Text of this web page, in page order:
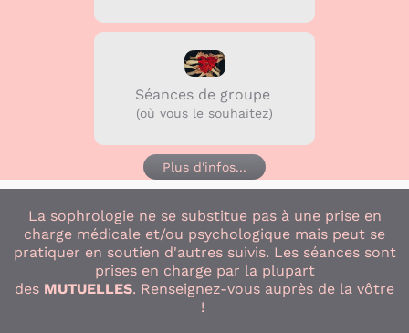
Séances de groupe
(où vous le souhaitez)
Plus d'infos...
La sophrologie ne se substitue pas à une prise en
charge médicale et/ou psychologique mais peut se
pratiquer en soutien d'autres suivis. Les séances sont
prises en charge par la plupart
des MUTUELLES. Renseignez-vous auprès de la vôtre
!